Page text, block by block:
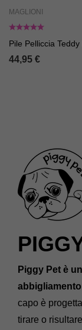
MAGLIONI
Pile Pelliccia Teddy
44,95 €
Piggy Pet è
capo è
tirare o